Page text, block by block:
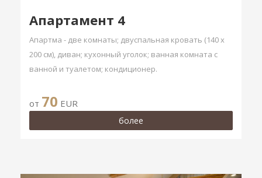
Aпартамент 4
Апартма - две комнаты; двуспальная кровать (140 x
200 см), диван; кухонный уголок; ванная комната с
ванной и туалетом; кондиционер.
от 70 EUR
более